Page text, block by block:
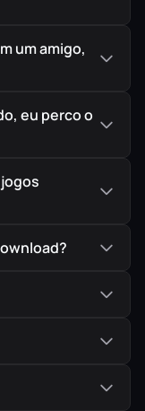
um amigo,
eu perco o